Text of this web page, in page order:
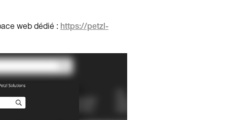
web dédié : https://petzl-